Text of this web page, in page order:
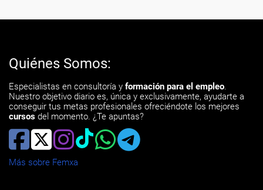
Quiénes Somos:
Especialistas en consultoría y formación para el empleo.
Nuestro objetivo diario es, única y exclusivamente, ayudarte a
conseguir tus metas profesionales ofreciéndote los mejores
cursos del momento. ¿Te apuntas?
Más sobre Femxa